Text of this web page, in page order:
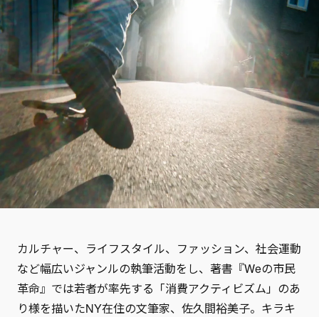
カルチャー、ライフスタイル、ファッション、社会運動
など幅広いジャンルの執筆活動をし、著書『Weの市民
革命』では若者が率先する「消費アクティビズム」のあ
り様を描いたNY在住の文筆家、佐久間裕美子。キラキ